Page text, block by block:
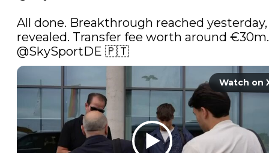
All done. Breakthrough reached yesterday,
@SkySportDE 🇵🇹
Watch on